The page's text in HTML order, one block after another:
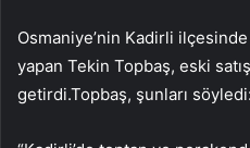
Osmaniye’nin Kadirli
yapan Tekin Topbaş, eski
getirdi.Topbaş, şunları söyledi: